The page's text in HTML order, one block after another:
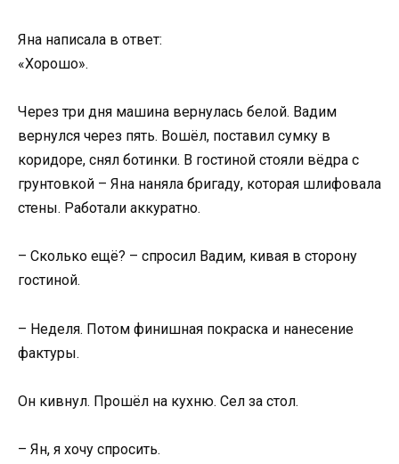
Яна написала в ответ:
«Хорошо».
Через три дня машина вернулась белой. Вадим
вернулся через пять. Вошёл, поставил сумку в
коридоре, снял ботинки. В гостиной стояли вёдра с
грунтовкой – Яна наняла бригаду, которая шлифовала
стены. Работали аккуратно.
– Сколько ещё? – спросил Вадим, кивая в сторону
гостиной.
– Неделя. Потом финишная покраска и нанесение
фактуры.
Он кивнул. Прошёл на кухню. Сел за стол.
– Ян, я хочу спросить.